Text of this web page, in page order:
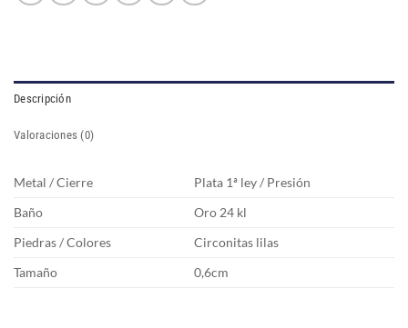
Descripción
Valoraciones (0)
Metal / Cierre
Plata 1ª ley / Presión
Baño
Oro 24 kl
Piedras / Colores
Circonitas lilas
Tamaño
0,6cm